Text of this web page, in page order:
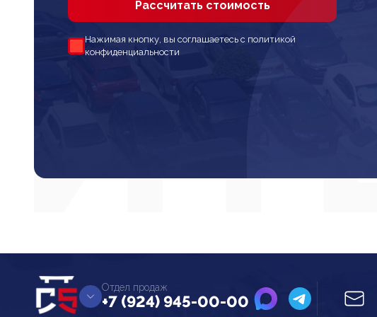
Рассчитать стоимость
Нажимая кнопку, вы соглашаетесь с политикой
конфиденциальности
Отдел продаж
+7 (924) 945-00-00